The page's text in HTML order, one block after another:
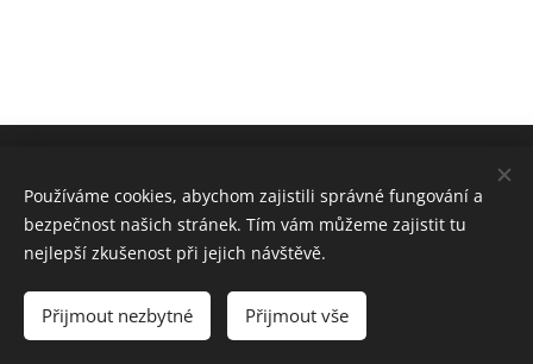
Cookies
Čeština
Používáme cookies, abychom zajistili správné fungování a
bezpečnost našich stránek. Tím vám můžeme zajistit tu
nejlepší zkušenost při jejich návštěvě.
Přijmout nezbytné Přijmout vše